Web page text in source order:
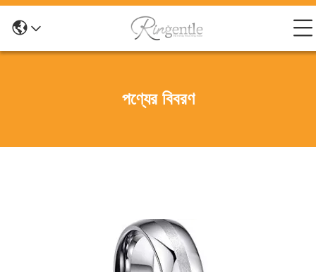
পণ্যের বিবরণ